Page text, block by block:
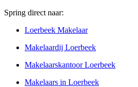
Spring direct naar:
Loerbeek Makelaar
Makelaardij Loerbeek
Makelaarskantoor Loerbeek
Makelaars in Loerbeek